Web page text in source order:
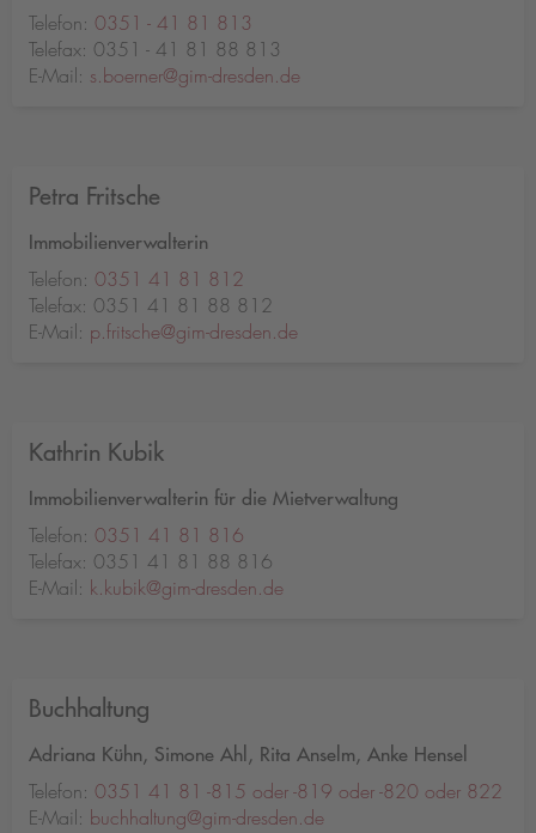
Telefon: 0351 - 41 81 813
Telefax: 0351 - 41 81 88 813
E-Mail: s.boerner@gim-dresden.de
Petra Fritsche
Immobilienverwalterin
Telefon: 0351 41 81 812
Telefax: 0351 41 81 88 812
E-Mail: p.fritsche@gim-dresden.de
Kathrin Kubik
Immobilienverwalterin für die Mietverwaltung
Telefon: 0351 41 81 816
Telefax: 0351 41 81 88 816
E-Mail: k.kubik@gim-dresden.de
Buchhaltung
Adriana Kühn, Simone Ahl, Rita Anselm, Anke Hensel
Telefon: 0351 41 81 -815 oder -819 oder -820 oder 822
E-Mail: buchhaltung@gim-dresden.de